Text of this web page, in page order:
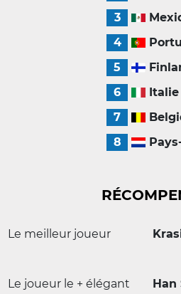
3
4
5
6
Italie
7
8
Le meilleur joueur
Le joueur le + élégant Han